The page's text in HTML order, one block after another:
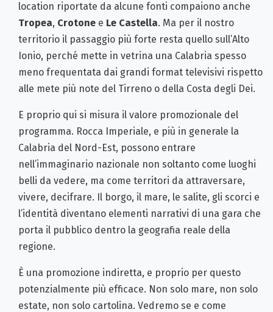
location riportate da alcune fonti compaiono anche
Tropea, Crotone e Le Castella. Ma per il nostro
territorio il passaggio più forte resta quello sull’Alto
Ionio, perché mette in vetrina una Calabria spesso
meno frequentata dai grandi format televisivi rispetto
alle mete più note del Tirreno o della Costa degli Dei.
E proprio qui si misura il valore promozionale del
programma. Rocca Imperiale, e più in generale la
Calabria del Nord-Est, possono entrare
nell’immaginario nazionale non soltanto come luoghi
belli da vedere, ma come territori da attraversare,
vivere, decifrare. Il borgo, il mare, le salite, gli scorci e
l’identità diventano elementi narrativi di una gara che
porta il pubblico dentro la geografia reale della
regione.
È una promozione indiretta, e proprio per questo
potenzialmente più efficace. Non solo mare, non solo
estate, non solo cartolina. Vedremo se e come